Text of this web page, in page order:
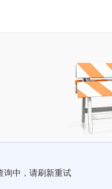
询中，请刷新重试